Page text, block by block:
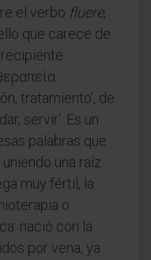
el verbo fluere,
que carece de
tratamiento', de
servir'. Es un
palabras que
una raíz
muy fértil, la
o
nació con la
por vena, ya